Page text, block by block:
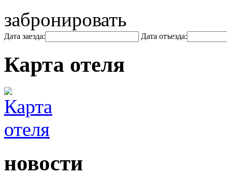
забронировать
Дата заезда: Дата отъезда:
Карта отеля
новости